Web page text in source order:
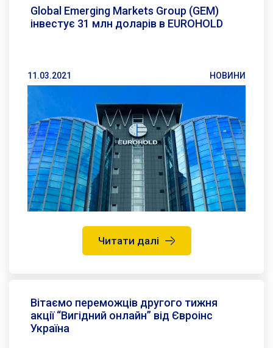
Global Emerging Markets Group (GEM)
інвестує 31 млн доларів в EUROHOLD
11.03.2021 НОВИНИ
Читати далі
Вітаємо переможців другого тижня
акції “Вигідний онлайн” від Євроінс
Україна